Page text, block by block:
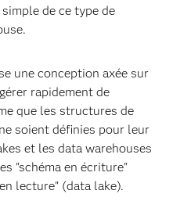
de ce type de
une conception axée sur
rapidement de
que les structures de
soient définies pour leur
et les data warehouses
"schéma en écriture"
lecture" (data lake).